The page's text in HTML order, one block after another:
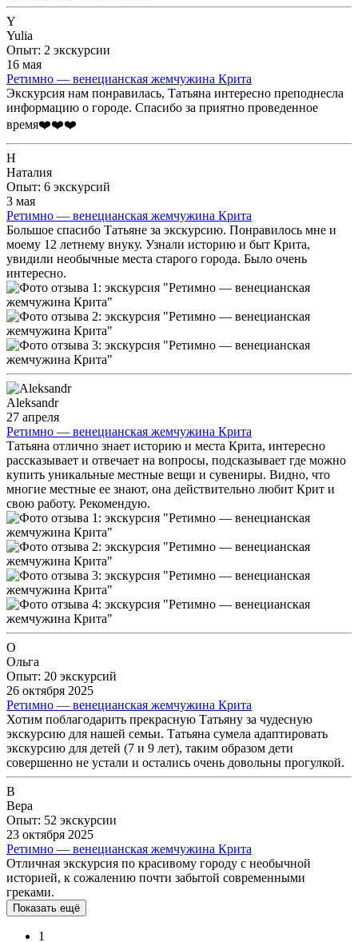
Y
Yulia
Опыт: 2 экскурсии
16 мая
Ретимно — венецианская жемчужина Крита
Экскурсия нам понравилась, Татьяна интересно преподнесла
информацию о городе. Спасибо за приятно проведенное
время❤️❤️❤️
Н
Наталия
Опыт: 6 экскурсий
3 мая
Ретимно — венецианская жемчужина Крита
Большое спасибо Татьяне за экскурсию. Понравилось мне и
моему 12 летнему внуку. Узнали историю и быт Крита,
увидили необычные места старого города. Было очень
интересно.
Aleksandr
27 апреля
Ретимно — венецианская жемчужина Крита
Татьяна отлично знает историю и места Крита, интересно
рассказывает и отвечает на вопросы, подсказывает где можно
купить уникальные местные вещи и сувениры. Видно, что
многие местные ее знают, она действительно любит Крит и
свою работу. Рекомендую.
О
Ольга
Опыт: 20 экскурсий
26 октября 2025
Ретимно — венецианская жемчужина Крита
Хотим поблагодарить прекрасную Татьяну за чудесную
экскурсию для нашей семьи. Татьяна сумела адаптировать
экскурсию для детей (7 и 9 лет), таким образом дети
совершенно не устали и остались очень довольны прогулкой.
В
Вера
Опыт: 52 экскурсии
23 октября 2025
Ретимно — венецианская жемчужина Крита
Отличная экскурсия по красивому городу с необычной
историей, к сожалению почти забытой современными
греками.
Показать ещё
1